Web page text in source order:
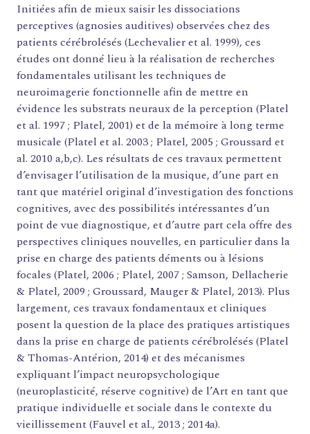
Initiées afin de mieux saisir les dissociations
perceptives (agnosies auditives) observées chez des
patients cérébrolésés (Lechevalier et al. 1999), ces
études ont donné lieu à la réalisation de recherches
fondamentales utilisant les techniques de
neuroimagerie fonctionnelle afin de mettre en
évidence les substrats neuraux de la perception (Platel
et al. 1997 ; Platel, 2001) et de la mémoire à long terme
musicale (Platel et al. 2003 ; Platel, 2005 ; Groussard et
al. 2010 a,b,c). Les résultats de ces travaux permettent
d’envisager l’utilisation de la musique, d’une part en
tant que matériel original d’investigation des fonctions
cognitives, avec des possibilités intéressantes d’un
point de vue diagnostique, et d’autre part cela offre des
perspectives cliniques nouvelles, en particulier dans la
prise en charge des patients déments ou à lésions
focales (Platel, 2006 ; Platel, 2007 ; Samson, Dellacherie
& Platel, 2009 ; Groussard, Mauger & Platel, 2013). Plus
largement, ces travaux fondamentaux et cliniques
posent la question de la place des pratiques artistiques
dans la prise en charge de patients cérébrolésés (Platel
& Thomas-Antérion, 2014) et des mécanismes
expliquant l’impact neuropsychologique
(neuroplasticité, réserve cognitive) de l’Art en tant que
pratique individuelle et sociale dans le contexte du
vieillissement (Fauvel et al., 2013 ; 2014a).
FORMATIONS
ATELIERS
RENCONTRES
ACCOMPAGNEMENT
ACTIONS ARTISTIQUES
RESSOURCES
QUI SOMMES-NOUS ?
THÉMATIQUES
CONTACT
AGENDA
PETITES ANNONCES ET OFFRES D'EMPLOI
ANNUAIRE